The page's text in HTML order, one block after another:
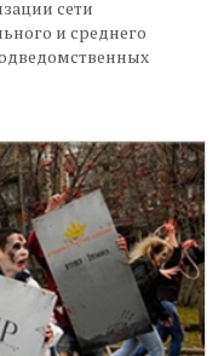
сети
и среднего